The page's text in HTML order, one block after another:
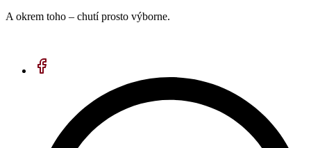
A okrem toho – chutí prosto výborne.